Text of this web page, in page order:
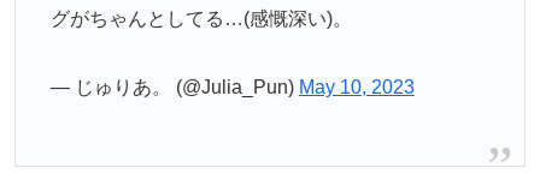
グがちゃんとしてる…(感慨深い)。
— じゅりあ。 (@Julia_Pun) May 10, 2023